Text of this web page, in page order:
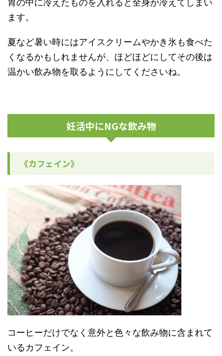
胃の中に冷えたものを入れると全身が冷えてしまい
ます。
夏など暑い時にはアイスクリームやかき氷も食べた
くなるかもしれませんが、ほどほどにしてその後は
温かい飲み物を取るようにしてくださいね。
妊活中にNGな飲み物
《カフェイン》
コーヒーだけでなく意外と色々な飲み物に含まれて
いるカフェイン。